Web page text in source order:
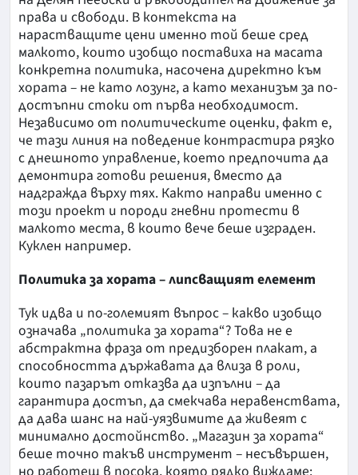
права и свободи. В контекста на
нарастващите цени именно той беше сред
малкото, които изобщо поставиха на масата
конкретна политика, насочена директно към
хората – не като лозунг, а като механизъм за по-
достъпни стоки от първа необходимост.
Независимо от политическите оценки, факт е,
че тази линия на поведение контрастира рязко
с днешното управление, което предпочита да
демонтира готови решения, вместо да
надгражда върху тях. Както направи именно с
този проект и породи гневни протести в
малкото места, в които вече беше изграден.
Куклен например.
Политика за хората – липсващият елемент
Тук идва и по-големият въпрос – какво изобщо
означава „политика за хората“? Това не е
абстрактна фраза от предизборен плакат, а
способността държавата да влиза в роли,
които пазарът отказва да изпълни – да
гарантира достъп, да смекчава неравенствата,
да дава шанс на най-уязвимите да живеят с
минимално достойнство. „Магазин за хората“
беше точно такъв инструмент – несъвършен,
но работещ в посока, която рядко виждаме: